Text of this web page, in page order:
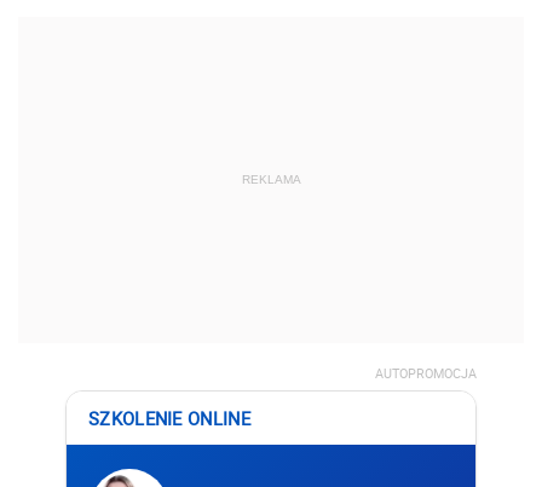
REKLAMA
AUTOPROMOCJA
SZKOLENIE ONLINE